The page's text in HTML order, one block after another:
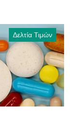
Δελτία Τιμών